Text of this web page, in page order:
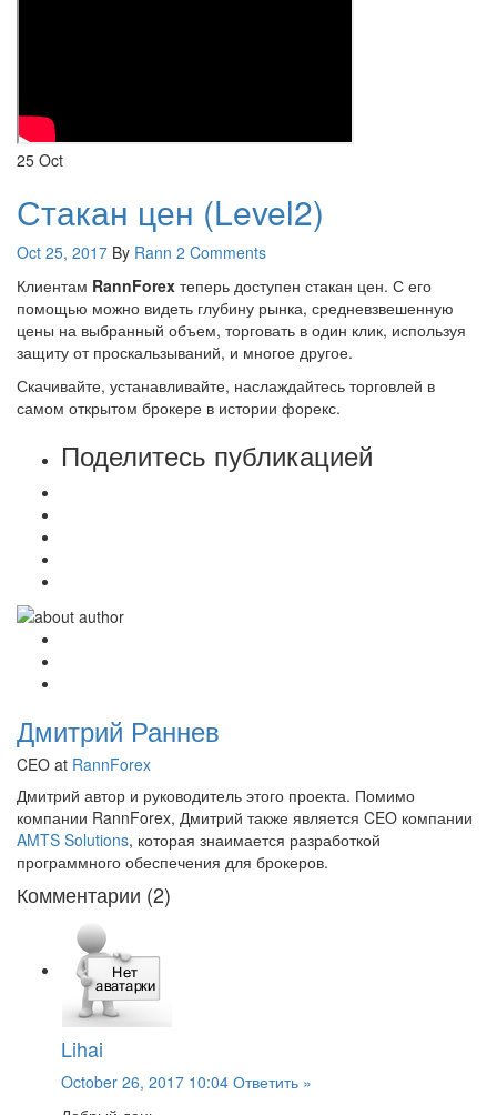
25 Oct
Стакан цен (Level2)
Oct 25, 2017 By Rann 2 Comments
Клиентам RannForex теперь доступен стакан цен. С его
помощью можно видеть глубину рынка, средневзвешенную
цены на выбранный объем, торговать в один клик, используя
защиту от проскальзываний, и многое другое.
Скачивайте, устанавливайте, наслаждайтесь торговлей в
самом открытом брокере в истории форекс.
Поделитесь публикацией
Дмитрий Раннев
CEO at RannForex
Дмитрий автор и руководитель этого проекта. Помимо
компании RannForex, Дмитрий также является CEO компании
AMTS Solutions, которая знаимается разработкой
программного обеспечения для брокеров.
Комментарии (2)
Lihai
October 26, 2017 10:04 Ответить »